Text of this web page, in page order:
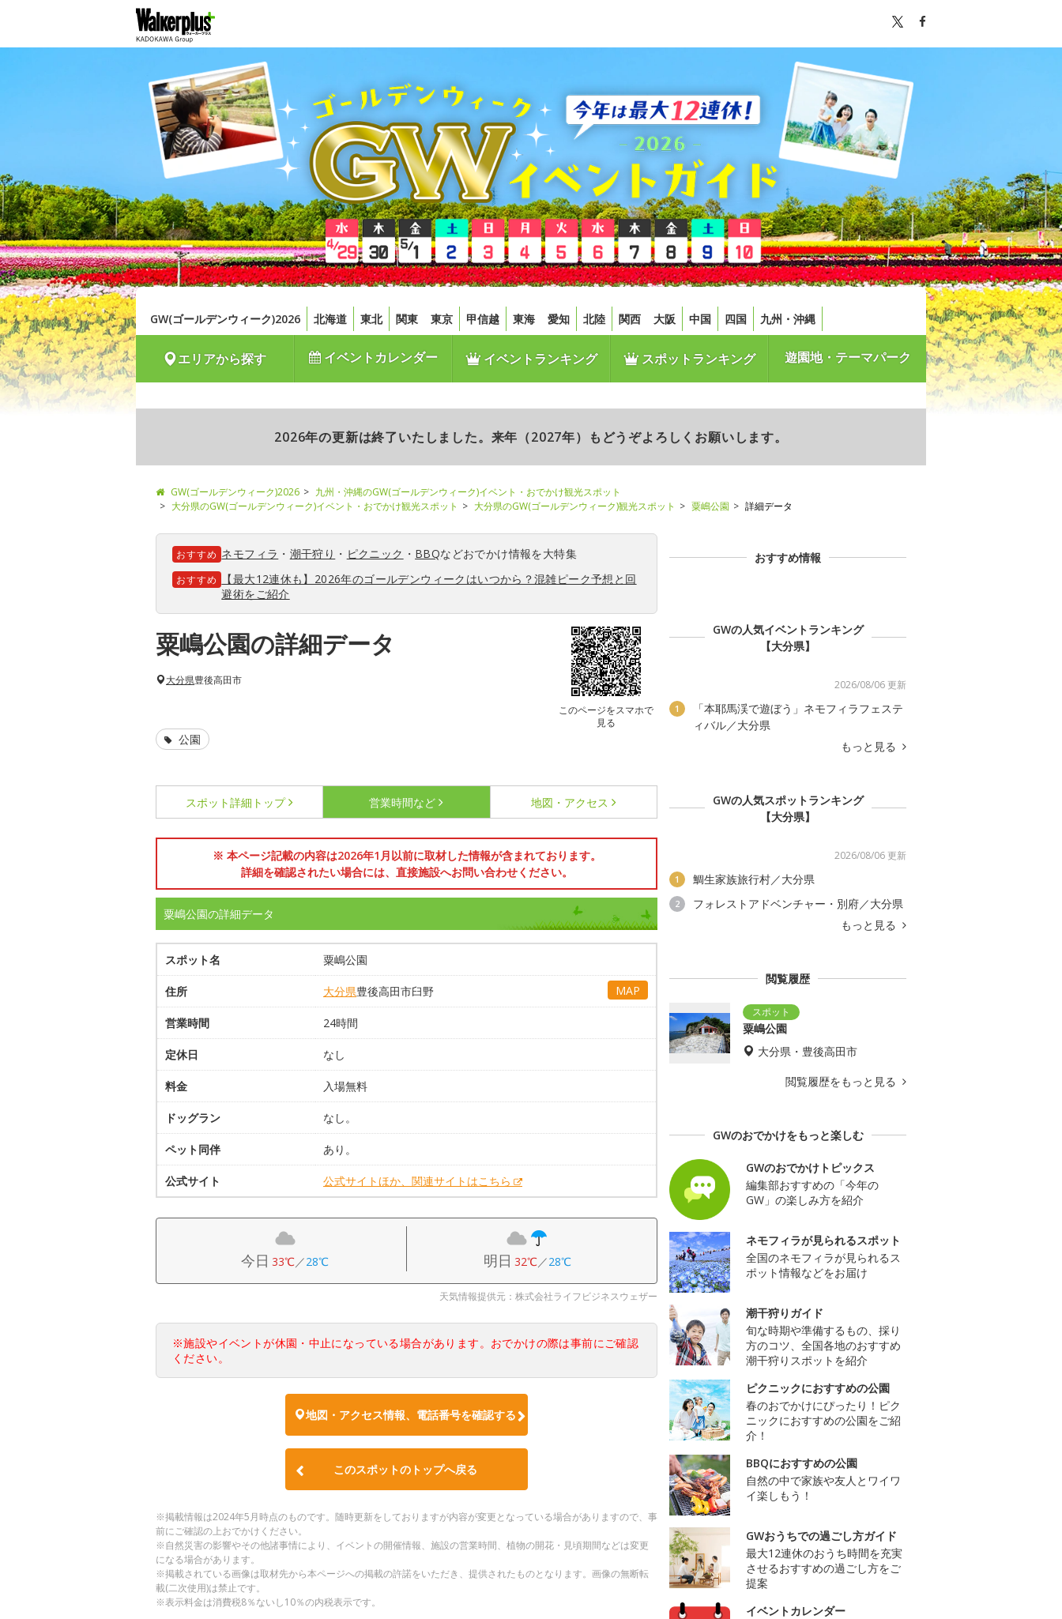
GW(ゴールデンウィーク)2026 北海道 東北 関東 東京 甲信越 東海 愛知 北陸 関西 大阪 中国 四国 九州・沖縄
エリアから探す イベントカレンダー イベントランキング スポットランキング 遊園地・テーマパーク
2026年の更新は終了いたしました。来年（2027年）もどうぞよろしくお願いします。
GW(ゴールデンウィーク)2026
九州・沖縄のGW(ゴールデンウィーク)イベント・おでかけ観光スポット
大分県のGW(ゴールデンウィーク)イベント・おでかけ観光スポット
大分県のGW(ゴールデンウィーク)観光スポット 粟嶋公園 詳細データ
おすすめ ネモフィラ ・ 潮干狩り ・ ピクニック ・ BBQなどおでかけ情報を大特集
おすすめ
【最大12連休も】2026年のゴールデンウィークはいつから？混雑ピーク予想と回
避術をご紹介
粟嶋公園の詳細データ
このページをスマホで
見る
大分県豊後高田市
公園
スポット詳細 トップ 営業時間など 地図・アクセス
※ 本ページ記載の内容は2026年1月以前に取材した情報が含まれております。
詳細を確認されたい場合には、直接施設へお問い合わせください。
粟嶋公園の詳細データ
スポット名 粟嶋公園
住所 大分県豊後高田市臼野 MAP
営業時間 24時間
定休日 なし
料金 入場無料
ドッグラン なし。
ペット同伴 あり。
公式サイト 公式サイトほか、関連サイトはこちら
今日 33℃／28℃ 明日 32℃／28℃
天気情報提供元：株式会社ライフビジネスウェザー
※施設やイベントが休園・中止になっている場合があります。おでかけの際は事前にご確認
ください。
地図・アクセス情報、電話番号を確認する
このスポットのトップへ戻る
※掲載情報は2024年5月時点のものです。随時更新をしておりますが内容が変更となっている場合がありますので、事
前にご確認の上おでかけください。
※自然災害の影響やその他諸事情により、イベントの開催情報、施設の営業時間、植物の開花・見頃期間などは変更
になる場合があります。
※掲載されている画像は取材先から本ページへの掲載の許諾をいただき、提供されたものとなります。画像の無断転
載(二次使用)は禁止です。
※表示料金は消費税8％ないし10％の内税表示です。
おすすめ情報
GWの人気イベントランキング
【大分県】
2026/08/06 更新
1
「本耶馬渓で遊ぼう」ネモフィラフェステ
ィバル／大分県
もっと見る
GWの人気スポットランキング
【大分県】
2026/08/06 更新
1 鯛生家族旅行村／大分県
2
フォレストアドベンチャー・別府／大分県
もっと見る
閲覧履歴
粟嶋公園
大分県・豊後高田市
閲覧履歴をもっと見る
GWのおでかけをもっと楽しむ
GWのおでかけトピックス
編集部おすすめの「今年の
GW」の楽しみ方を紹介
ネモフィラが見られるスポット
全国のネモフィラが見られるス
ポット情報などをお届け
潮干狩りガイド
旬な時期や準備するもの、採り
方のコツ、全国各地のおすすめ
潮干狩りスポットを紹介
ピクニックにおすすめの公園
春のおでかけにぴったり！ピク
ニックにおすすめの公園をご紹
介！
BBQにおすすめの公園
自然の中で家族や友人とワイワ
イ楽しもう！
GWおうちでの過ごし方ガイド
最大12連休のおうち時間を充実
させるおすすめの過ごし方をご
提案
イベントカレンダー